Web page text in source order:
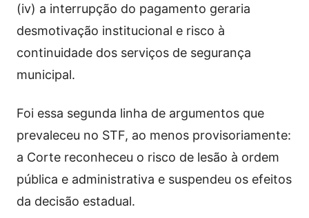
(iv) a interrupção do pagamento geraria
desmotivação institucional e risco à
continuidade dos serviços de segurança
municipal.
Foi essa segunda linha de argumentos que
prevaleceu no STF, ao menos provisoriamente:
a Corte reconheceu o risco de lesão à ordem
pública e administrativa e suspendeu os efeitos
da decisão estadual.